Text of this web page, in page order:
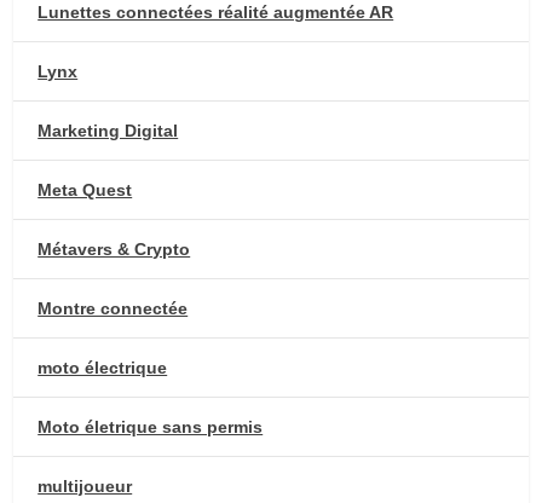
Lunettes connectées réalité augmentée AR
Lynx
Marketing Digital
Meta Quest
Métavers & Crypto
Montre connectée
moto électrique
Moto életrique sans permis
multijoueur